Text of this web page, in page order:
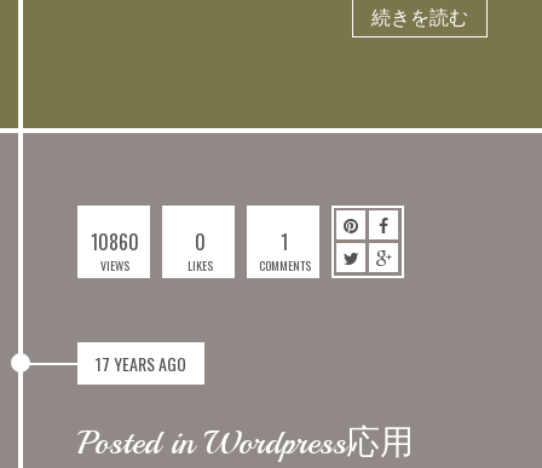
続きを読む
10860
VIEWS
0
LIKES
1
COMMENTS
17 YEARS AGO
Posted in Wordpress応用